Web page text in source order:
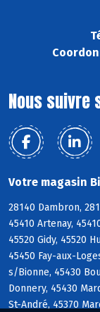
Nous suivre
Votre magasin
28140 Dambron,
45410 Artenay,
45520 Gidy, 45520
45450 Fay-aux-
s/Bionne, 45430
Donnery, 45430
St-André, 45370